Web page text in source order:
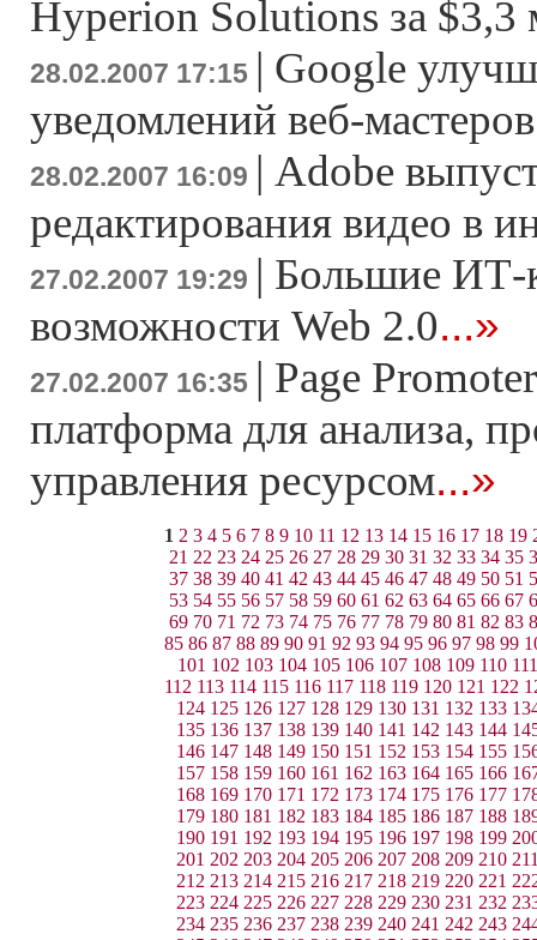
Hyperion Solutions за
28.02.2007 17:15 | Google
уведомлений веб-мастеров
28.02.2007 16:09 | Adobe
редактирования видео в
27.02.2007 19:29 | Большие ИТ-
возможности Web 2.0...»
27.02.2007 16:35 | Page
платформа для анализа,
управления ресурсом...»
1 2 3 4 5 6 7 8 9 10 11 12 13 14 15 16 17 18 19
21 22 23 24 25 26 27 28 29 30 31 32 33 34 35
37 38 39 40 41 42 43 44 45 46 47 48 49 50 51
53 54 55 56 57 58 59 60 61 62 63 64 65 66 67
69 70 71 72 73 74 75 76 77 78 79 80 81 82 83
85 86 87 88 89 90 91 92 93 94 95 96 97 98 99
101 102 103 104 105 106 107 108 109 110 111
112 113 114 115 116 117 118 119 120 121 122
124 125 126 127 128 129 130 131 132 133
135 136 137 138 139 140 141 142 143 144
146 147 148 149 150 151 152 153 154 155
157 158 159 160 161 162 163 164 165 166
168 169 170 171 172 173 174 175 176 177
179 180 181 182 183 184 185 186 187 188
190 191 192 193 194 195 196 197 198 199
201 202 203 204 205 206 207 208 209 210
212 213 214 215 216 217 218 219 220 221
223 224 225 226 227 228 229 230 231 232
234 235 236 237 238 239 240 241 242 243